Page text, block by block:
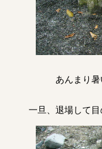
あんまり
一旦、退場して